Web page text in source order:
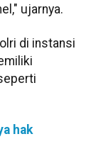
ujarnya.
di instansi
hak